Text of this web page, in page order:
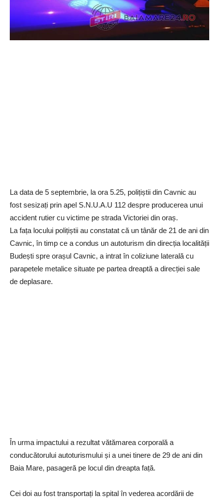
La data de 5 septembrie, la ora 5.25, polițiștii din Cavnic au
fost sesizați prin apel S.N.U.A.U 112 despre producerea unui
accident rutier cu victime pe strada Victoriei din oraș.
La fața locului polițiștii au constatat că un tânăr de 21 de ani din
Cavnic, în timp ce a condus un autoturism din direcția localității
Budești spre orașul Cavnic, a intrat în coliziune laterală cu
parapetele metalice situate pe partea dreaptă a direcției sale
de deplasare.
În urma impactului a rezultat vătămarea corporală a
conducătorului autoturismului și a unei tinere de 29 de ani din
Baia Mare, pasageră pe locul din dreapta față.
Cei doi au fost transportați la spital în vederea acordării de